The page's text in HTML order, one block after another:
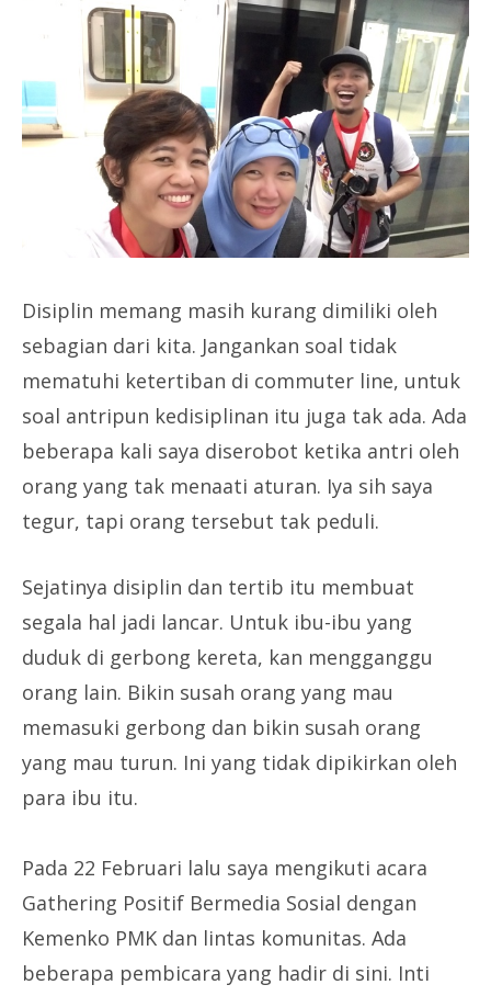
Disiplin memang masih kurang dimiliki oleh
sebagian dari kita. Jangankan soal tidak
mematuhi ketertiban di commuter line, untuk
soal antripun kedisiplinan itu juga tak ada. Ada
beberapa kali saya diserobot ketika antri oleh
orang yang tak menaati aturan. Iya sih saya
tegur, tapi orang tersebut tak peduli.
Sejatinya disiplin dan tertib itu membuat
segala hal jadi lancar. Untuk ibu-ibu yang
duduk di gerbong kereta, kan mengganggu
orang lain. Bikin susah orang yang mau
memasuki gerbong dan bikin susah orang
yang mau turun. Ini yang tidak dipikirkan oleh
para ibu itu.
Pada 22 Februari lalu saya mengikuti acara
Gathering Positif Bermedia Sosial dengan
Kemenko PMK dan lintas komunitas. Ada
beberapa pembicara yang hadir di sini. Inti